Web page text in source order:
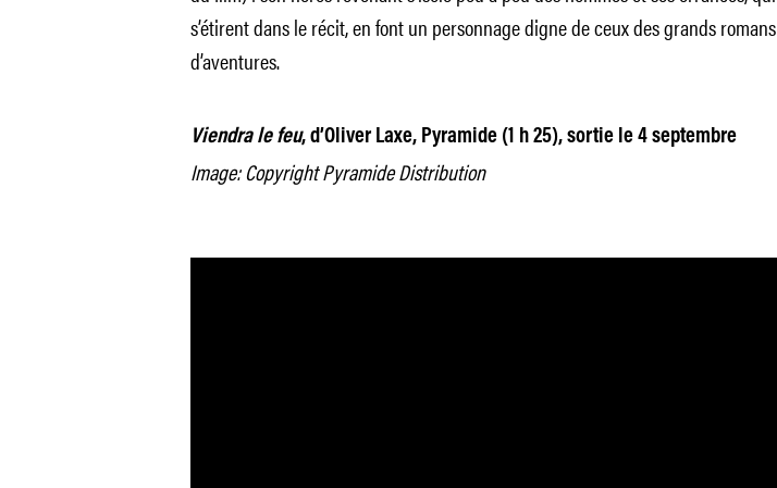
s’étirent dans le récit, en font un personnage digne de ceux des grands romans
d’aventures.
Viendra le feu, d’Oliver Laxe, Pyramide (1 h 25), sortie le 4 septembre
Image: Copyright Pyramide Distribution